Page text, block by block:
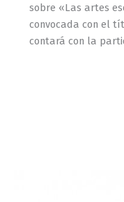
sobre «Las artes
convocada con el
contará con la